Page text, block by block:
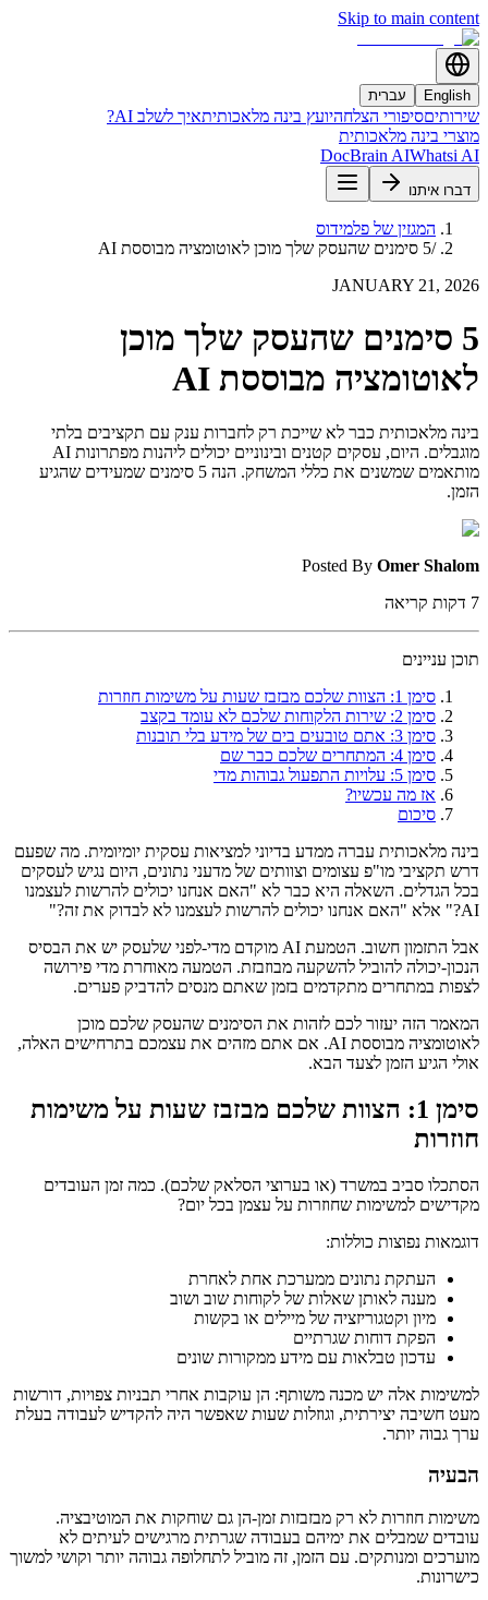
Skip to main content
English עברית
שירותיםסיפורי הצלחהיועץ בינה מלאכותיתאיך לשלב AI?
מוצרי בינה מלאכותית
DocBrain AIWhatsi AI
דברו איתנו
המגזין של פלמידוס
/5 סימנים שהעסק שלך מוכן לאוטומציה מבוססת AI
JANUARY 21, 2026
5 סימנים שהעסק שלך מוכן
לאוטומציה מבוססת AI
בינה מלאכותית כבר לא שייכת רק לחברות ענק עם תקציבים בלתי
מוגבלים. היום, עסקים קטנים ובינוניים יכולים ליהנות מפתרונות AI
מותאמים שמשנים את כללי המשחק. הנה 5 סימנים שמעידים שהגיע
הזמן.
Posted By Omer Shalom
7 דקות קריאה
תוכן עניינים
סימן 1: הצוות שלכם מבזבז שעות על משימות חוזרות
סימן 2: שירות הלקוחות שלכם לא עומד בקצב
סימן 3: אתם טובעים בים של מידע בלי תובנות
סימן 4: המתחרים שלכם כבר שם
סימן 5: עלויות התפעול גבוהות מדי
אז מה עכשיו?
סיכום
בינה מלאכותית עברה ממדע בדיוני למציאות עסקית יומיומית. מה שפעם
דרש תקציבי מו"פ עצומים וצוותים של מדעני נתונים, היום נגיש לעסקים
בכל הגדלים. השאלה היא כבר לא "האם אנחנו יכולים להרשות לעצמנו
AI?" אלא "האם אנחנו יכולים להרשות לעצמנו לא לבדוק את זה?"
אבל התזמון חשוב. הטמעת AI מוקדם מדי-לפני שלעסק יש את הבסיס
הנכון-יכולה להוביל להשקעה מבוזבזת. הטמעה מאוחרת מדי פירושה
לצפות במתחרים מתקדמים בזמן שאתם מנסים להדביק פערים.
המאמר הזה יעזור לכם לזהות את הסימנים שהעסק שלכם מוכן
לאוטומציה מבוססת AI. אם אתם מזהים את עצמכם בתרחישים האלה,
אולי הגיע הזמן לצעד הבא.
סימן 1: הצוות שלכם מבזבז שעות על משימות
חוזרות
הסתכלו סביב במשרד (או בערוצי הסלאק שלכם). כמה זמן העובדים
מקדישים למשימות שחוזרות על עצמן בכל יום?
דוגמאות נפוצות כוללות:
העתקת נתונים ממערכת אחת לאחרת
מענה לאותן שאלות של לקוחות שוב ושוב
מיון וקטגוריזציה של מיילים או בקשות
הפקת דוחות שגרתיים
עדכון טבלאות עם מידע ממקורות שונים
למשימות אלה יש מכנה משותף: הן עוקבות אחרי תבניות צפויות, דורשות
מעט חשיבה יצירתית, וגוזלות שעות שאפשר היה להקדיש לעבודה בעלת
ערך גבוה יותר.
הבעיה
משימות חוזרות לא רק מבזבזות זמן-הן גם שוחקות את המוטיבציה.
עובדים שמבלים את ימיהם בעבודה שגרתית מרגישים לעיתים לא
מוערכים ומנותקים. עם הזמן, זה מוביל לתחלופה גבוהה יותר וקושי למשוך
כישרונות.